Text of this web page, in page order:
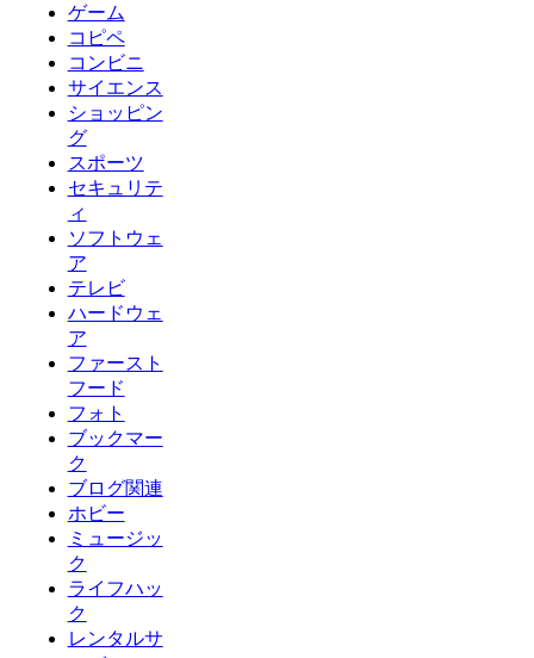
ゲーム
コピペ
コンビニ
サイエンス
ショッピン
グ
スポーツ
セキュリテ
ィ
ソフトウェ
ア
テレビ
ハードウェ
ア
ファースト
フード
フォト
ブックマー
ク
ブログ関連
ホビー
ミュージッ
ク
ライフハッ
ク
レンタルサ